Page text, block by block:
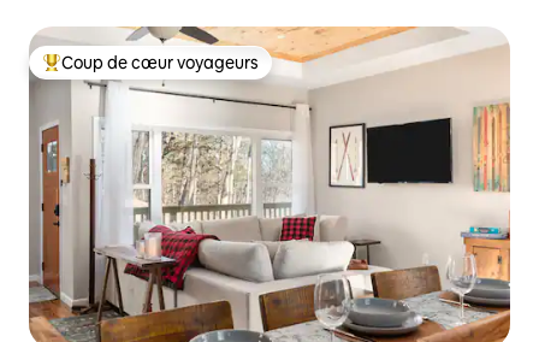
Coups de cœur voyageurs les plus appréciés
Coup de cœur voyageurs